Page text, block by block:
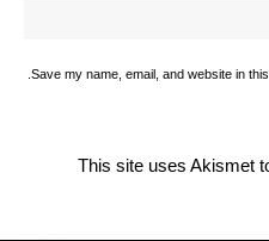
Save my name, email, and website in
This site uses Akismet